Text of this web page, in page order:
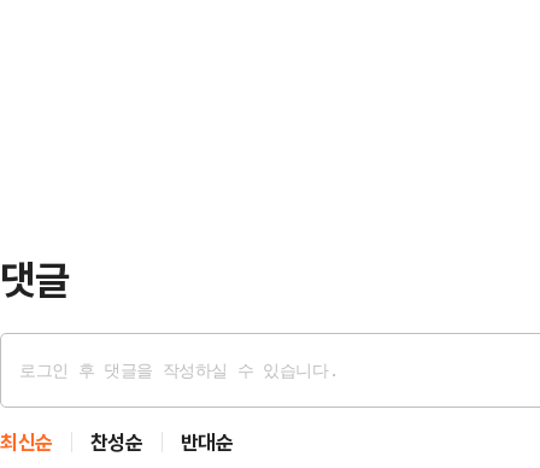
댓글
최신순 찬성순 반대순